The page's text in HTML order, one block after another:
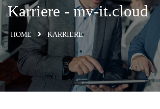
Karriere​ - mv-it.cloud
HOME KARRIERE​